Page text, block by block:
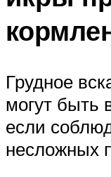
Грудное
могут быть
если
несложных